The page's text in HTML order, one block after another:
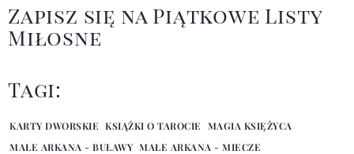
Zapisz się na Piątkowe Listy
Miłosne
Tagi:
KARTY DWORSKIE KSIĄŻKI O TAROCIE
MAGIA KSIĘŻYCA
MAŁE ARKANA - BUŁAWY MAŁE ARKANA - MIECZE